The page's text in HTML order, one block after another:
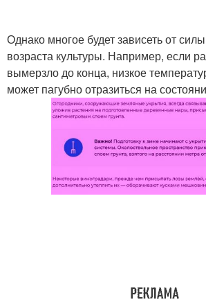
Однако многое будет зависеть от
возраста культуры. Например, если
вымерзло до конца, низкое
может пагубно отразиться на